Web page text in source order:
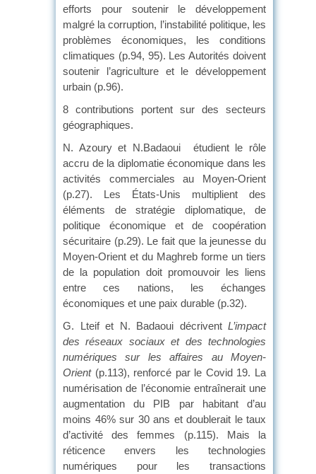
efforts pour soutenir le développement
malgré la corruption, l’instabilité politique, les
problèmes économiques, les conditions
climatiques (p.94, 95). Les Autorités doivent
soutenir l’agriculture et le développement
urbain (p.96).
8 contributions portent sur des secteurs
géographiques.
N. Azoury et N.Badaoui étudient le rôle
accru de la diplomatie économique dans les
activités commerciales au Moyen-Orient
(p.27). Les États-Unis multiplient des
éléments de stratégie diplomatique, de
politique économique et de coopération
sécuritaire (p.29). Le fait que la jeunesse du
Moyen-Orient et du Maghreb forme un tiers
de la population doit promouvoir les liens
entre ces nations, les échanges
économiques et une paix durable (p.32).
G. Lteif et N. Badaoui décrivent L’impact
des réseaux sociaux et des technologies
numériques sur les affaires au Moyen-
Orient(p.113), renforcé par le Covid 19. La
numérisation de l’économie entraînerait une
augmentation du PIB par habitant d’au
moins 46% sur 30 ans et doublerait le taux
d’activité des femmes (p.115). Mais la
réticence envers les technologies
numériques pour les transactions